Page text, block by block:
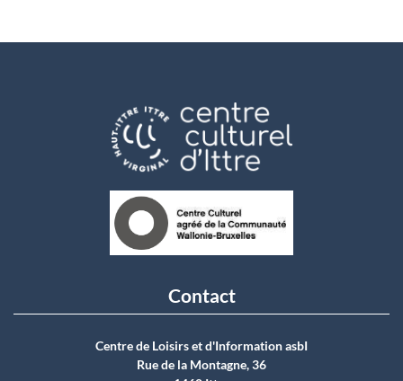
Contact
Centre de Loisirs et d'Information asbI
Rue de la Montagne, 36